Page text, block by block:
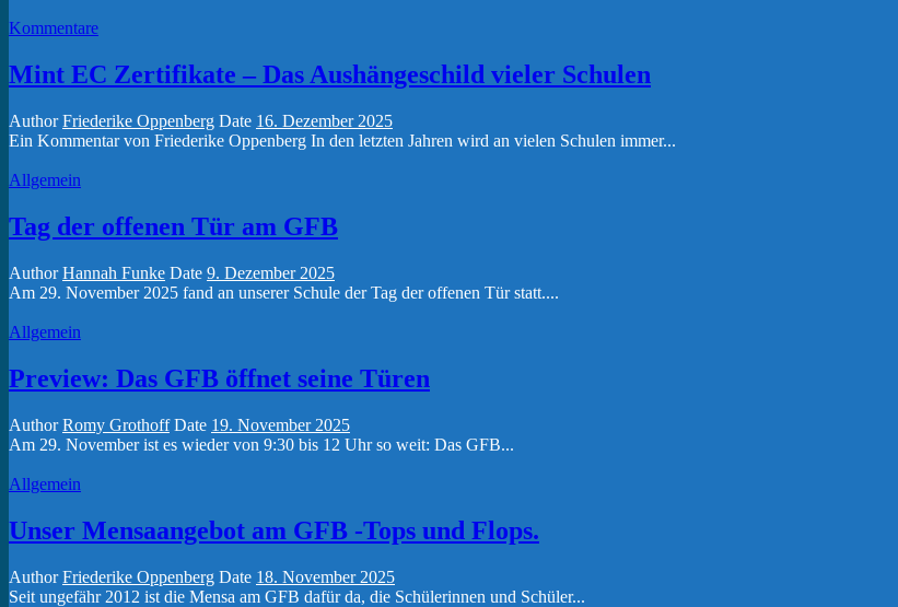
Kommentare
Mint EC Zertifikate – Das Aushängeschild vieler Schulen
AuthorFriederike Oppenberg Date 16. Dezember 2025
Ein Kommentar von Friederike Oppenberg In den letzten Jahren wird an vielen Schulen immer...
Allgemein
Tag der offenen Tür am GFB
AuthorHannah Funke Date 9. Dezember 2025
Am 29. November 2025 fand an unserer Schule der Tag der offenen Tür statt....
Allgemein
Preview: Das GFB öffnet seine Türen
AuthorRomy Grothoff Date 19. November 2025
Am 29. November ist es wieder von 9:30 bis 12 Uhr so weit: Das GFB...
Allgemein
Unser Mensaangebot am GFB -Tops und Flops.
AuthorFriederike Oppenberg Date 18. November 2025
Seit ungefähr 2012 ist die Mensa am GFB dafür da, die Schülerinnen und Schüler...